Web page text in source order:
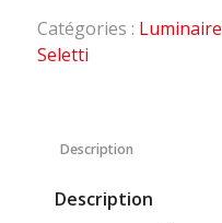
Catégories : Luminaire
Seletti
Description
Description